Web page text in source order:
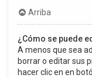
Arriba
¿Cómo se puede
A menos que sea
borrar o editar sus
hacer clic en en